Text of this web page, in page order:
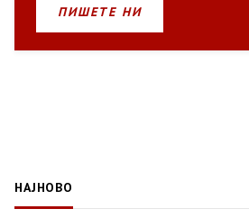
ПИШЕТЕ НИ
НАЈНОВО